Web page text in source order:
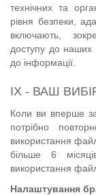
технічних та
рівня безпеки,
включають,
доступу до наших
до інформації.
IX - ВАШ
Коли ви вперше
потрібно
використання
більше 6
використання
Налаштування